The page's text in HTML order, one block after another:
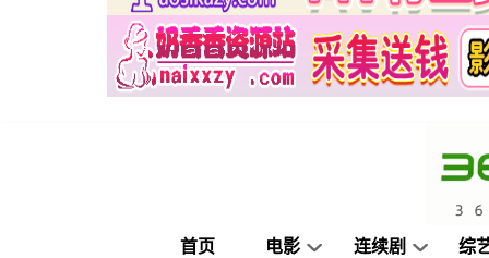
首页 电影 连续剧 综